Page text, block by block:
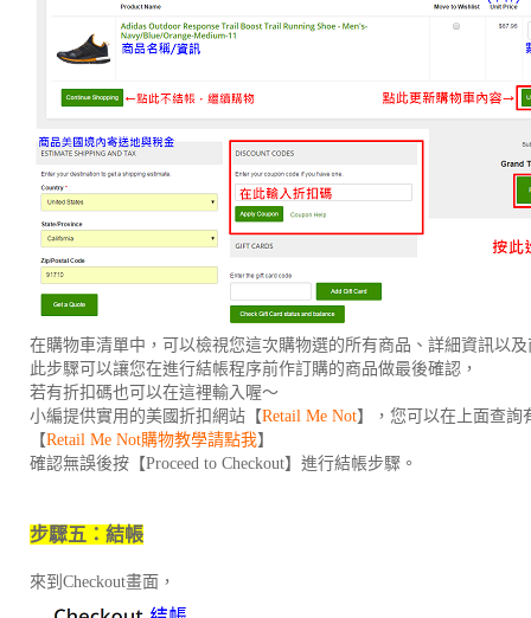
在購物車清單中，可以檢視您這次購物選的所有商品、詳細資訊以
此步驟可以讓您在進行結帳程序前作訂購的商品做最後確認，
若有折扣碼也可以在這裡輸入喔～
小編提供實用的美國折扣網站【Retail Me Not】，您可以在上面查詢
【Retail Me Not購物教學請點我】
確認無誤後按【Proceed to Checkout】進行結帳步驟。
步驟五：結帳
來到Checkout畫面，